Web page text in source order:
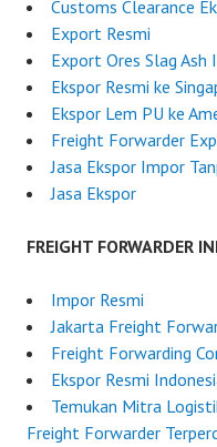
Customs Clearance
Export Resmi
Export Ores Slag Ash
Ekspor Resmi ke
Ekspor Lem PU ke
Freight Forwarder
Jasa Ekspor Impor
Jasa Ekspor
FREIGHT FORWARDER
Impor Resmi
Jakarta Freight
Freight Forwarding
Ekspor Resmi
Temukan Mitra
Freight Forwarder